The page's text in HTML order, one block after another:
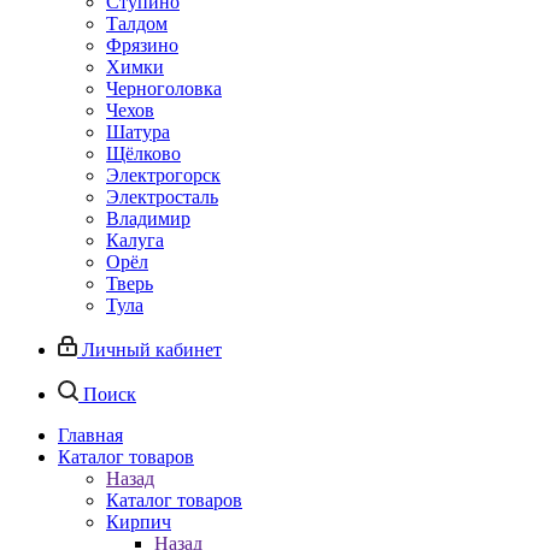
Талдом
Фрязино
Химки
Черноголовка
Чехов
Шатура
Щёлково
Электрогорск
Электросталь
Владимир
Калуга
Орёл
Тверь
Тула
Личный кабинет
Поиск
Главная
Каталог товаров
Назад
Каталог товаров
Кирпич
Назад